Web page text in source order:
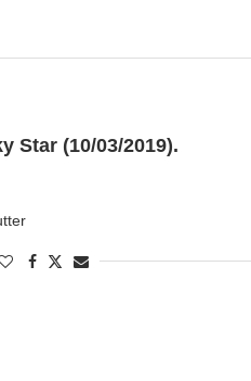
Star (10/03/2019).